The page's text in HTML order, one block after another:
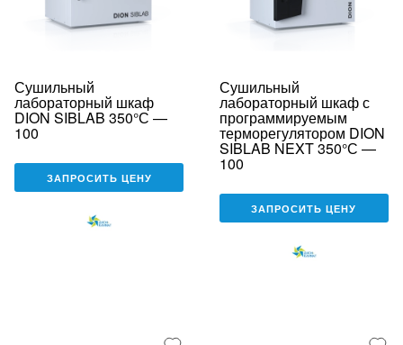
Сушильный
лабораторный шкаф
DION SIBLAB 350°С —
100
ЗАПРОСИТЬ ЦЕНУ
Сушильный
лабораторный шкаф с
программируемым
терморегулятором DION
SIBLAB NEXT 350°С —
100
ЗАПРОСИТЬ ЦЕНУ